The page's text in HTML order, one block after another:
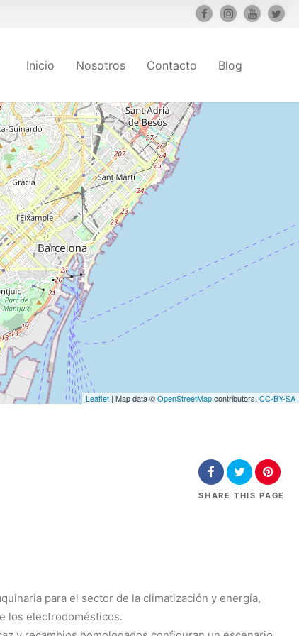
Inicio Nosotros Contacto Blog
Leaflet | Map data ©OpenStreetMapcontributors, CC-BY-SA
SHARE THIS PAGE
para el sector de la climatización y energía,
los electrodomésticos.